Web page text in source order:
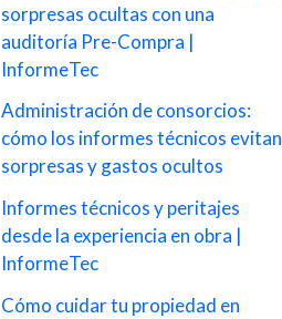
sorpresas ocultas con una
auditoría Pre-Compra |
InformeTec
Administración de consorcios:
cómo los informes técnicos evitan
sorpresas y gastos ocultos
Informes técnicos y peritajes
desde la experiencia en obra |
InformeTec
Cómo cuidar tu propiedad en